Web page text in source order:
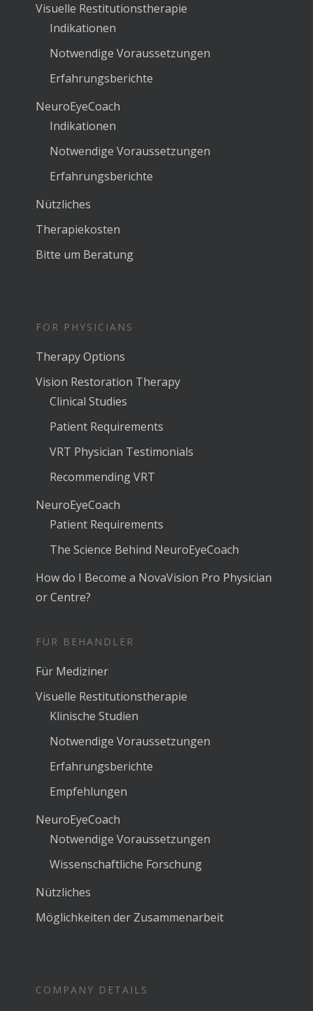
Visuelle Restitutionstherapie
Indikationen
Notwendige Voraussetzungen
Erfahrungsberichte
NeuroEyeCoach
Indikationen
Notwendige Voraussetzungen
Erfahrungsberichte
Nützliches
Therapiekosten
Bitte um Beratung
FOR PHYSICIANS
Therapy Options
Vision Restoration Therapy
Clinical Studies
Patient Requirements
VRT Physician Testimonials
Recommending VRT
NeuroEyeCoach
Patient Requirements
The Science Behind NeuroEyeCoach
How do I Become a NovaVision Pro Physician
or Centre?
FÜR BEHANDLER
Für Mediziner
Visuelle Restitutionstherapie
Klinische Studien
Notwendige Voraussetzungen
Erfahrungsberichte
Empfehlungen
NeuroEyeCoach
Notwendige Voraussetzungen
Wissenschaftliche Forschung
Nützliches
Möglichkeiten der Zusammenarbeit
COMPANY DETAILS